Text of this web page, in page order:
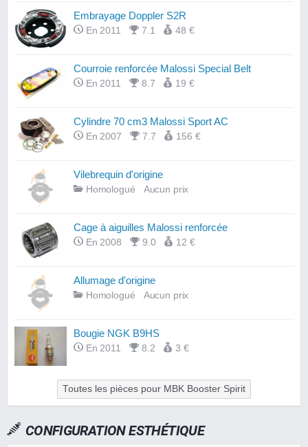
Embrayage Doppler S2R
En 2011 7.1 48 €
Courroie renforcée Malossi Special Belt
En 2011 8.7 19 €
Cylindre 70 cm3 Malossi Sport AC
En 2007 7.7 156 €
Vilebrequin d'origine
Homologué Aucun prix
Cage à aiguilles Malossi renforcée
En 2008 9.0 12 €
Allumage d'origine
Homologué Aucun prix
Bougie NGK B9HS
En 2011 8.2 3 €
Toutes les pièces pour MBK Booster Spirit
CONFIGURATION ESTHÉTIQUE